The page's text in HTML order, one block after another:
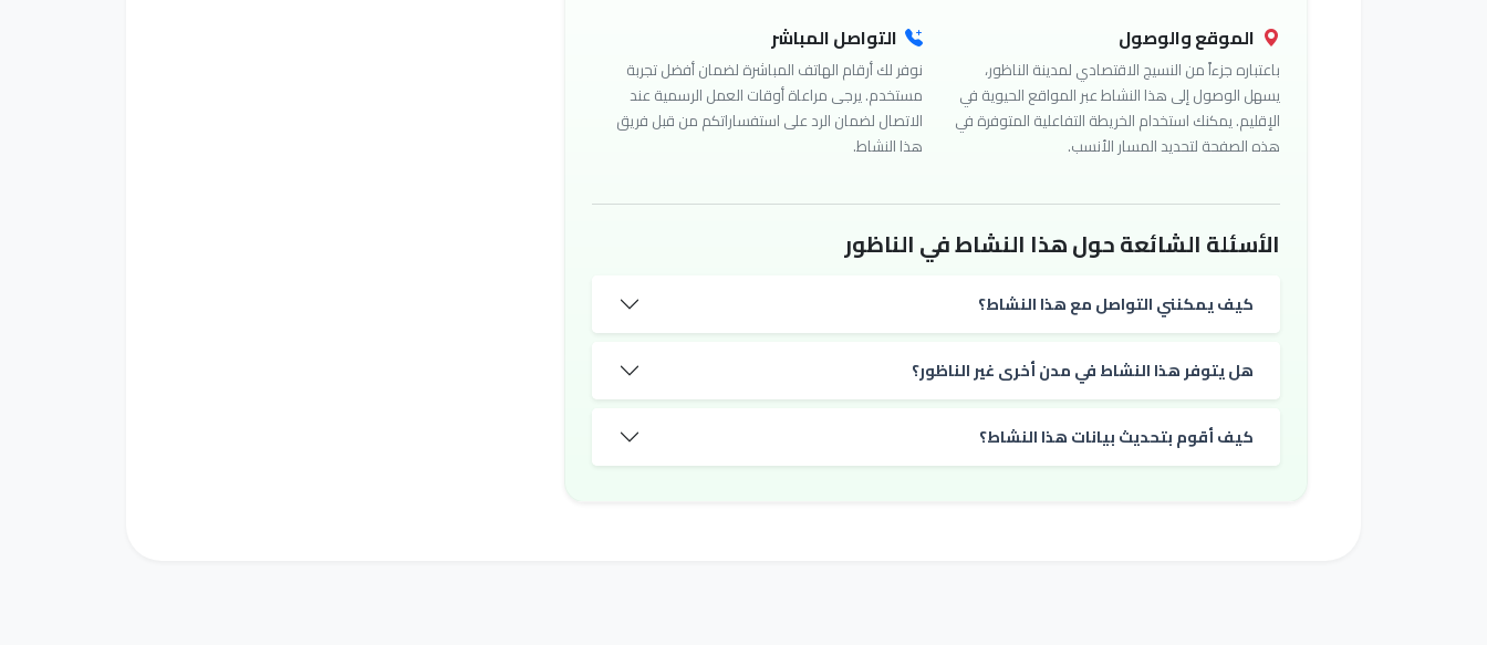
الموقع والوصول
باعتباره جزءاً من النسيج الاقتصادي لمدينة الناظور،
يسهل الوصول إلى هذا النشاط عبر المواقع الحيوية في
الإقليم. يمكنك استخدام الخريطة التفاعلية المتوفرة في
هذه الصفحة لتحديد المسار الأنسب.
التواصل المباشر
نوفر لك أرقام الهاتف المباشرة لضمان أفضل تجربة
مستخدم. يرجى مراعاة أوقات العمل الرسمية عند
الاتصال لضمان الرد على استفساراتكم من قبل فريق
هذا النشاط.
الأسئلة الشائعة حول هذا النشاط في الناظور
كيف يمكنني التواصل مع هذا النشاط؟
هل يتوفر هذا النشاط في مدن أخرى غير الناظور؟
كيف أقوم بتحديث بيانات هذا النشاط؟